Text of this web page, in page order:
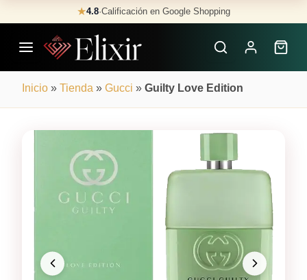
to
content
★4.8·Calificación en Google Shopping
Inicio » Tienda » Gucci » Guilty Love Edition